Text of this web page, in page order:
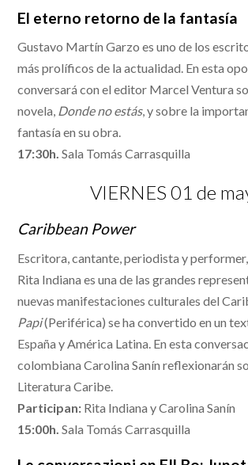
El eterno retorno de la fantasía
Gustavo Martín Garzo es uno de los
más prolíficos de la actualidad. En esta
conversará con el editor Marcel Ventura
novela, Donde no estás, y sobre la
fantasía en su obra.
17:30h.Sala Tomás Carrasquilla
VIERNES 01 de
Caribbean Power
Escritora, cantante, periodista y
Rita Indiana es una de las grandes
nuevas manifestaciones culturales del
Papi(Periférica) se ha convertido en un
España y América Latina. En esta
colombiana Carolina Sanín reflexionarán
Literatura Caribe.
Participan: Rita Indiana y Carolina Sanín
15:00h.Sala Tomás Carrasquilla